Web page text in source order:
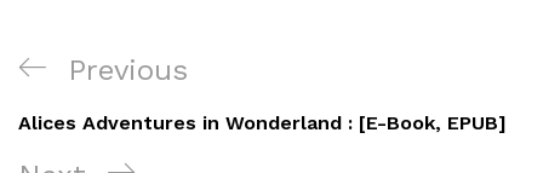
Navigation
de
l’article
Previous
Post
Previous
Alices Adventures in Wonderland : [E-Book, EPUB]